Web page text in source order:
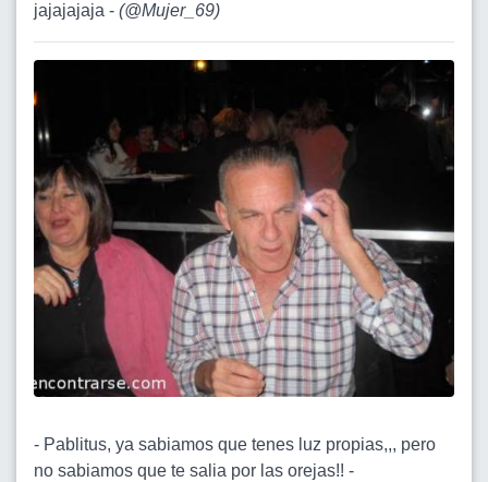
jajajajaja - (@Mujer_69)
- Pablitus, ya sabiamos que tenes luz propias,,, pero
no sabiamos que te salia por las orejas!! -